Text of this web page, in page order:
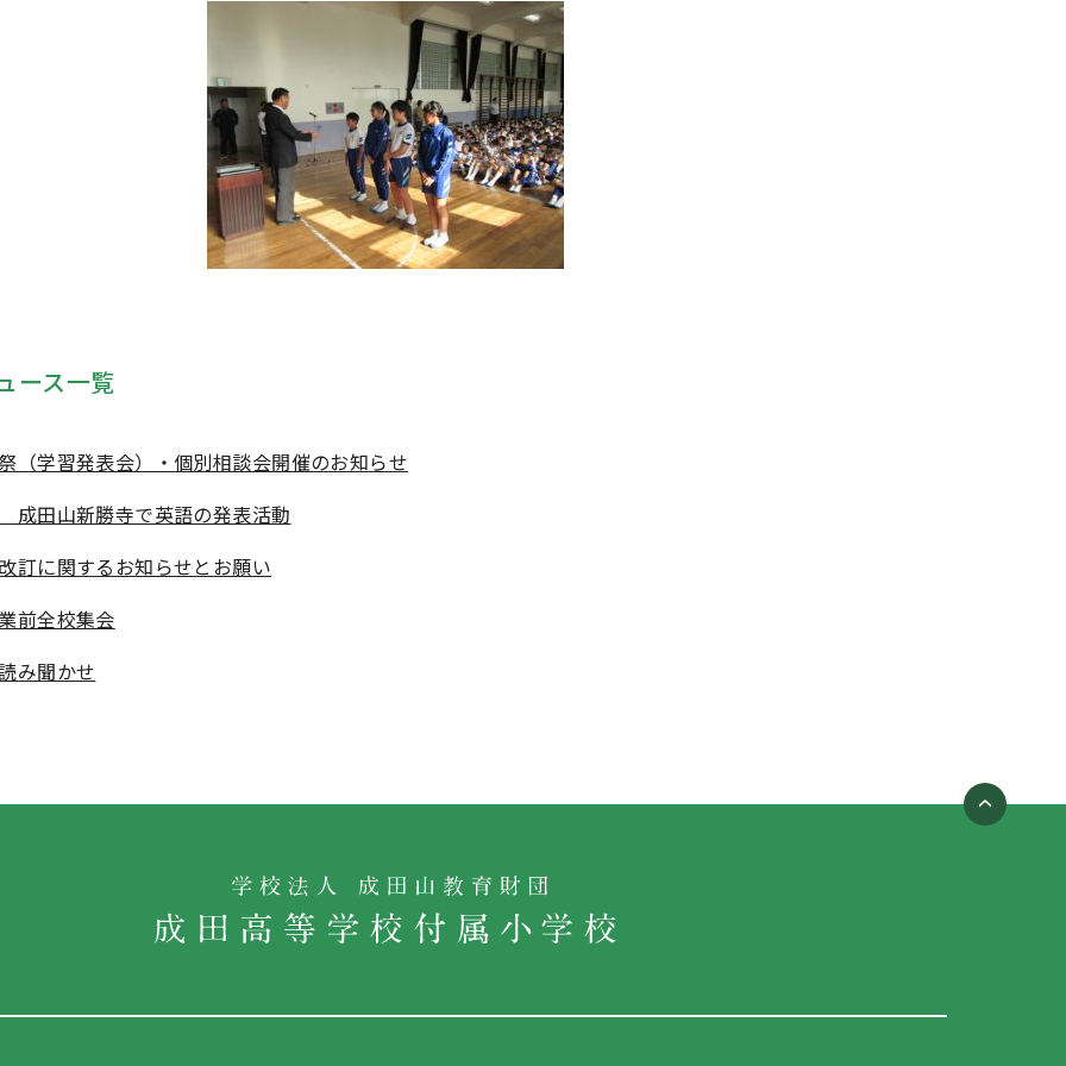
ース一覧
（学習発表会）・個別相談会開催のお知らせ
成田山新勝寺で英語の発表活動
訂に関するお知らせとお願い
前全校集会
み聞かせ